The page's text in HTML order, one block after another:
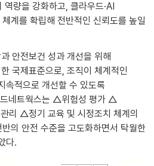
량을 강화하고, 클라우드·AI
계를 확립해 전반적인 신뢰도를 높일
안전보건 성과 개선을 위해
국제표준으로, 조직이 체계적인
속적으로 개선할 수 있도록
네트웍스는 △위험성 평가 △
리 △정기 교육 및 시정조치 체계의
의 안전 수준을 고도화하면서 탁월한
다.